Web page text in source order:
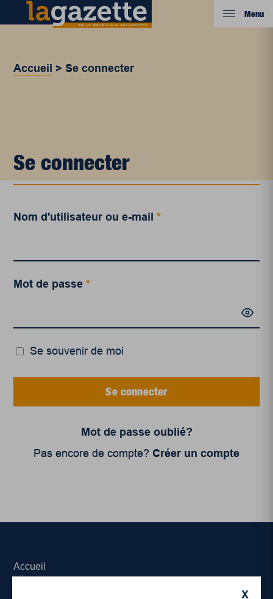
Menu
Accueil >Se connecter
Se connecter
Nom d'utilisateur ou e-mail*
Mot de passe*
Se souvenir de moi
Se connecter
Mot de passe oublié?
Pas encore de compte? Créer un compte
X
Accueil